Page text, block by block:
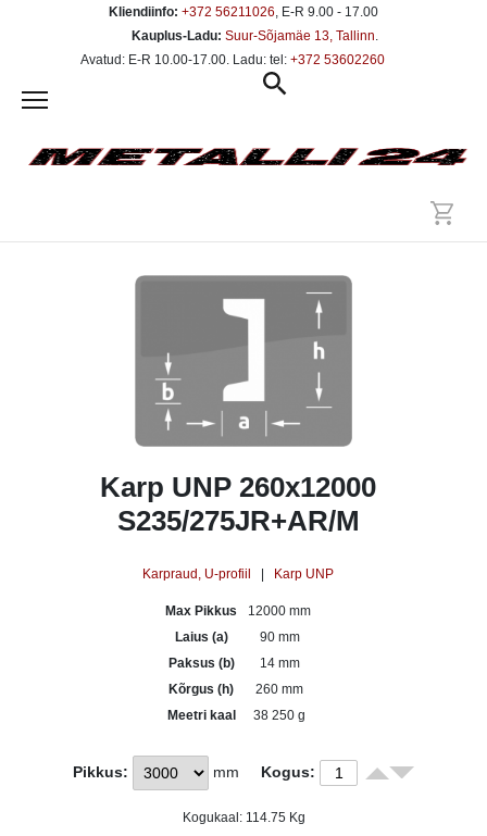
Kliendiinfo: +372 56211026, E-R 9.00 - 17.00
Kauplus-Ladu: Suur-Sõjamäe 13, Tallinn.
Avatud: E-R 10.00-17.00. Ladu: tel: +372 53602260
Karp UNP 260x12000
S235/275JR+AR/M
Karpraud, U-profiil Karp UNP
Max Pikkus
12000 mm
Laius (a)
90 mm
Paksus (b)
14 mm
Kõrgus (h)
260 mm
Meetri kaal
38 250 g
Pikkus: mm Kogus:
Kogukaal: 114.75Kg